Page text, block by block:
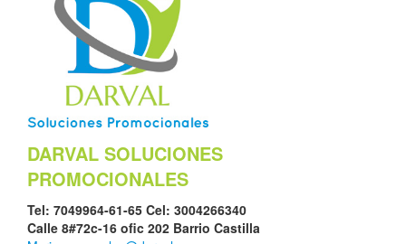
DARVAL SOLUCIONES
PROMOCIONALES
Tel: 7049964-61-65 Cel: 3004266340
Calle 8#72c-16 ofic 202 Barrio Castilla